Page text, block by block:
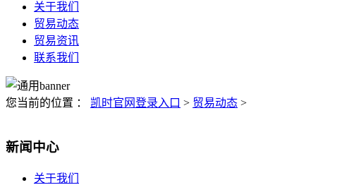
关于我们
贸易动态
贸易资讯
联系我们
您当前的位置 ： 凯时官网登录入口 > 贸易动态 >
新闻中心
关于我们